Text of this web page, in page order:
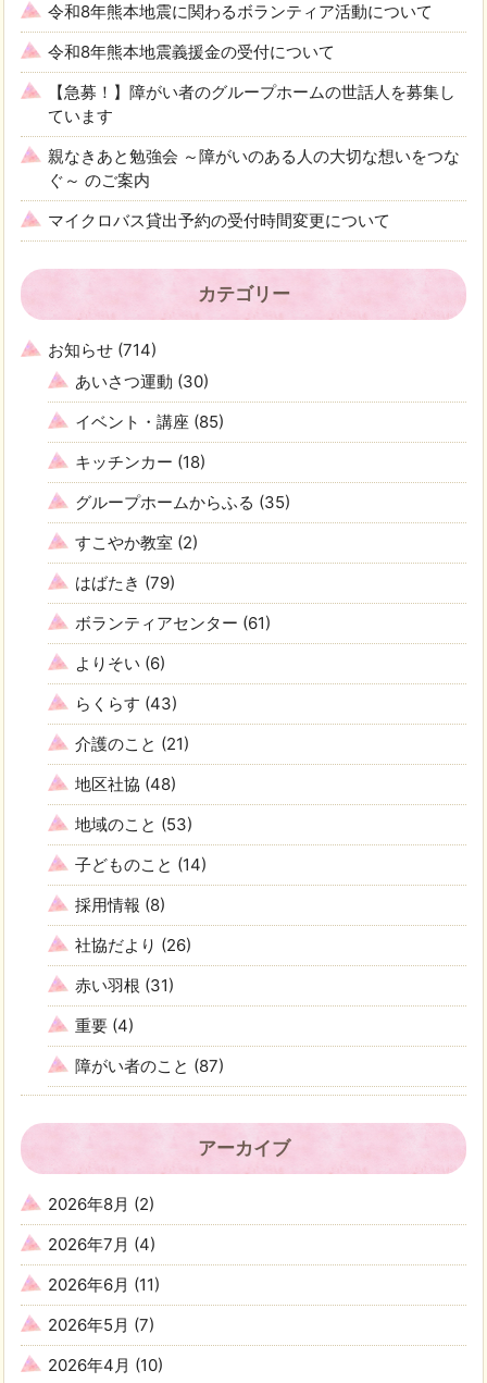
令和8年熊本地震に関わるボランティア活動について
令和8年熊本地震義援金の受付について
【急募！】障がい者のグループホームの世話人を募集し
ています
親なきあと勉強会 ～障がいのある人の大切な想いをつな
ぐ～ のご案内
マイクロバス貸出予約の受付時間変更について
カテゴリー
お知らせ (714)
あいさつ運動 (30)
イベント・講座 (85)
キッチンカー (18)
グループホームからふる (35)
すこやか教室 (2)
はばたき (79)
ボランティアセンター (61)
よりそい (6)
らくらす (43)
介護のこと (21)
地区社協 (48)
地域のこと (53)
子どものこと (14)
採用情報 (8)
社協だより (26)
赤い羽根 (31)
重要 (4)
障がい者のこと (87)
アーカイブ
2026年8月 (2)
2026年7月 (4)
2026年6月 (11)
2026年5月 (7)
2026年4月 (10)